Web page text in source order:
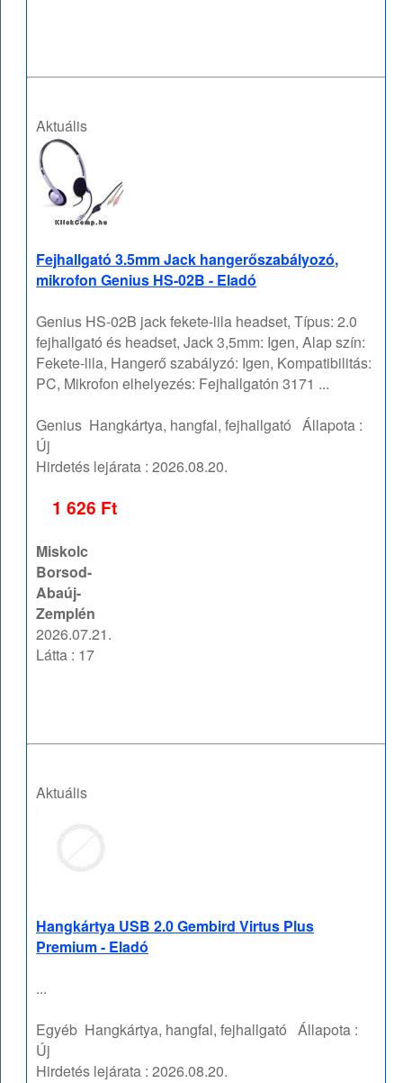
Aktuális
Fejhallgató 3.5mm Jack hangerőszabályozó,
mikrofon Genius HS-02B - Eladó
Genius HS-02B jack fekete-lila headset, Típus: 2.0
fejhallgató és headset, Jack 3,5mm: Igen, Alap szín:
Fekete-lila, Hangerő szabályzó: Igen, Kompatibilitás:
PC, Mikrofon elhelyezés: Fejhallgatón 3171 ...
Genius Hangkártya, hangfal, fejhallgató Állapota :
Új
Hirdetés lejárata :2026.08.20.
1 626 Ft
Miskolc
Borsod-
Abaúj-
Zemplén
2026.07.21.
Látta : 17
Aktuális
Hangkártya USB 2.0 Gembird Virtus Plus
Premium - Eladó
...
Egyéb Hangkártya, hangfal, fejhallgató Állapota :
Új
Hirdetés lejárata :2026.08.20.